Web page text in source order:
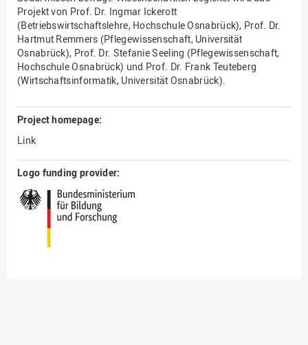
Projekt von Prof. Dr. Ingmar Ickerott
(Betriebswirtschaftslehre, Hochschule Osnabrück), Prof. Dr.
Hartmut Remmers (Pflegewissenschaft, Universität
Osnabrück), Prof. Dr. Stefanie Seeling (Pflegewissenschaft,
Hochschule Osnabrück) und Prof. Dr. Frank Teuteberg
(Wirtschaftsinformatik, Universität Osnabrück).
Project homepage:
Link
Logo funding provider: